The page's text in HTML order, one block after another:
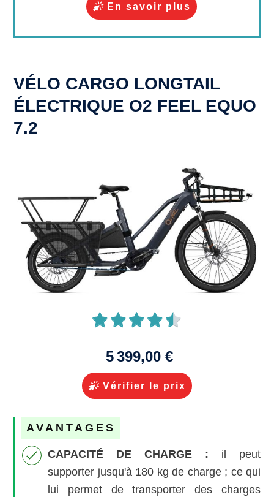
En savoir plus
VÉLO CARGO LONGTAIL
ÉLECTRIQUE O2 FEEL EQUO
7.2
5 399,00 €
Vérifier le prix
AVANTAGES
CAPACITÉ DE CHARGE :
il peut
supporter jusqu'à 180 kg de charge ; ce qui
lui permet de transporter des charges